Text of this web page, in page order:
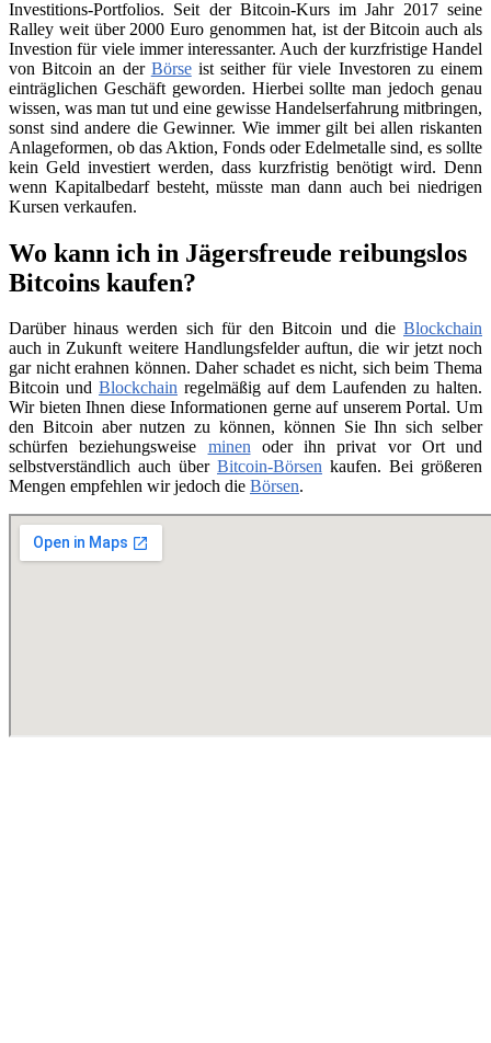
Investitions-Portfolios. Seit der Bitcoin-Kurs im Jahr 2017 seine
Ralley weit über 2000 Euro genommen hat, ist der Bitcoin auch als
Investion für viele immer interessanter. Auch der kurzfristige Handel
von Bitcoin an der Börseist seither für viele Investoren zu einem
einträglichen Geschäft geworden. Hierbei sollte man jedoch genau
wissen, was man tut und eine gewisse Handelserfahrung mitbringen,
sonst sind andere die Gewinner. Wie immer gilt bei allen riskanten
Anlageformen, ob das Aktion, Fonds oder Edelmetalle sind, es sollte
kein Geld investiert werden, dass kurzfristig benötigt wird. Denn
wenn Kapitalbedarf besteht, müsste man dann auch bei niedrigen
Kursen verkaufen.
Wo kann ich in Jägersfreude reibungslos
Bitcoins kaufen?
Darüber hinaus werden sich für den Bitcoin und die Blockchain
auch in Zukunft weitere Handlungsfelder auftun, die wir jetzt noch
gar nicht erahnen können. Daher schadet es nicht, sich beim Thema
Bitcoin und Blockchain regelmäßig auf dem Laufenden zu halten.
Wir bieten Ihnen diese Informationen gerne auf unserem Portal. Um
den Bitcoin aber nutzen zu können, können Sie Ihn sich selber
schürfen beziehungsweise minenoder ihn privat vor Ort und
selbstverständlich auch über Bitcoin-Börsen kaufen. Bei größeren
Mengen empfehlen wir jedoch die Börsen.